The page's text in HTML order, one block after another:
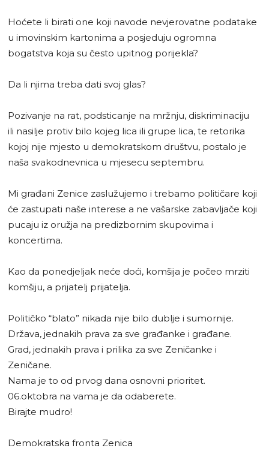
Hoćete li birati one koji navode nevjerovatne podatake
u imovinskim kartonima a posjeduju ogromna
bogatstva koja su često upitnog porijekla?
Da li njima treba dati svoj glas?
Pozivanje na rat, podsticanje na mržnju, diskriminaciju
ili nasilje protiv bilo kojeg lica ili grupe lica, te retorika
kojoj nije mjesto u demokratskom društvu, postalo je
naša svakodnevnica u mjesecu septembru.
Mi građani Zenice zaslužujemo i trebamo političare koji
će zastupati naše interese a ne vašarske zabavljače koji
pucaju iz oružja na predizbornim skupovima i
koncertima.
Kao da ponedjeljak neće doći, komšija je počeo mrziti
komšiju, a prijatelj prijatelja.
Političko “blato” nikada nije bilo dublje i sumornije.
Država, jednakih prava za sve građanke i građane.
Grad, jednakih prava i prilika za sve Zeničanke i
Zeničane.
Nama je to od prvog dana osnovni prioritet.
06.oktobra na vama je da odaberete.
Birajte mudro!
Demokratska fronta Zenica